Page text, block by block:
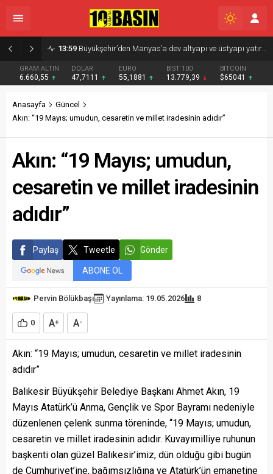
13:59 Büyükşehir’den Manyas’a dev altyapı ve üstyapı yatırımı
GRAM ALTIN
6.660,55
DOLAR
47,7111
EURO
55,1881
BIST 100
13.779,39
BITCOIN
$65041
Anasayfa
Güncel
Akın: “19 Mayıs; umudun, cesaretin ve millet iradesinin adıdır”
Akın: “19 Mayıs; umudun,
cesaretin ve millet iradesinin
adıdır”
Paylaş Tweetle Gönder
ABONE OL
Pervin Bölükbaşı Yayınlama: 19.05.2026 8
0 A+ A-
Akın: “19 Mayıs; umudun, cesaretin ve millet iradesinin
adıdır”
Balıkesir Büyükşehir Belediye Başkanı Ahmet Akın, 19
Mayıs Atatürk’ü Anma, Gençlik ve Spor Bayramı nedeniyle
düzenlenen çelenk sunma töreninde, “19 Mayıs; umudun,
cesaretin ve millet iradesinin adıdır. Kuvayımilliye ruhunun
başkenti olan güzel Balıkesir’imiz, dün olduğu gibi bugün
de Cumhuriyet’ine, bağımsızlığına ve Atatürk’ün emanetine